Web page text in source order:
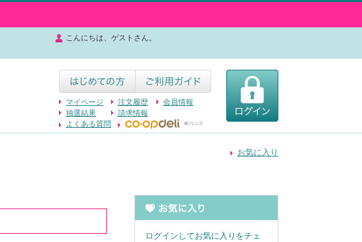
こんにちは、ゲストさん。
マイページ 注文履歴
会員情報
抽選結果
請求情報
よくある質問
お気に入り
ログインしてお気に入りをチェ